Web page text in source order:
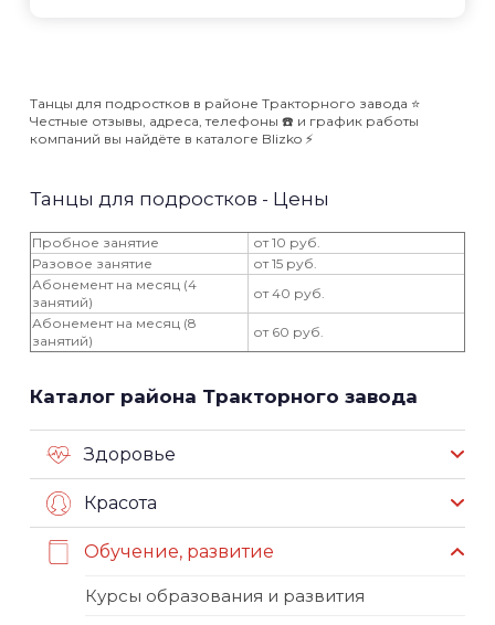
Танцы для подростков в районе Тракторного завода ⭐️
Честные отзывы, адреса, телефоны ☎️ и график работы
компаний вы найдёте в каталоге Blizko ⚡️
Танцы для подростков - Цены
Пробное занятие
от 10 руб.
Разовое занятие
от 15 руб.
Абонемент на месяц (4
занятий)
от 40 руб.
Абонемент на месяц (8
занятий)
от 60 руб.
Каталог района Тракторного завода
Здоровье
Красота
Обучение, развитие
Курсы образования и развития